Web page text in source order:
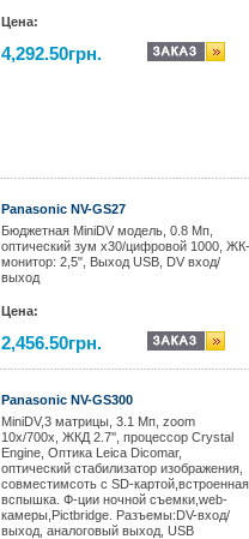
Цена:
4,292.50грн.
Panasonic NV-GS27
Бюджетная MiniDV модель, 0.8 Мп,
оптический зум х30/цифровой 1000, ЖК-
монитор: 2,5", Выход USB, DV вход/
выход
Цена:
2,456.50грн.
Panasonic NV-GS300
MiniDV,3 матрицы, 3.1 Мп, zoom
10x/700x, ЖКД 2.7'', процессор Crystal
Engine, Оптика Leica Dicomar,
оптический стабилизатор изображения,
совместимсоть с SD-картой,встроенная
вспышка. Ф-ции ночной съемки,web-
камеры,Pictbridge. Разъемы:DV-вход/
выход, аналоговый выход, USB